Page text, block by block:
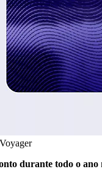
durante todo o ano